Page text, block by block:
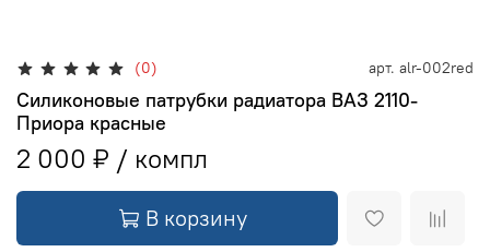
(0) арт. alr-002red
Силиконовые патрубки радиатора ВАЗ 2110-
Приора красные
2 000 ₽
В корзину